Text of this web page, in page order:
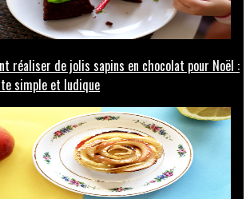
réaliser de jolis sapins en chocolat pour Noël :
simple et ludique